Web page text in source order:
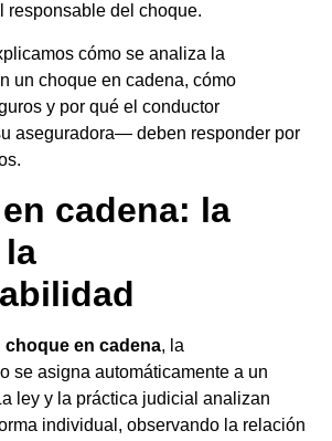
responsable del choque.
cómo se analiza la
un choque en cadena, cómo
y por qué el conductor
aseguradora— deben responder por
cadena: la
choque en cadena, la
se asigna automáticamente a un
ley y la práctica judicial analizan
individual, observando la relación